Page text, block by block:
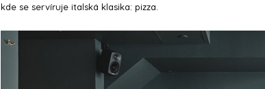
kde se servíruje italská klasika: pizza.